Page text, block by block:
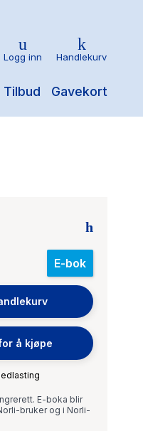
Tilbud Gavekort
Logg inn Handlekurv
E-bok
å kjøpe
E-boka blir
bruker og i Norli-